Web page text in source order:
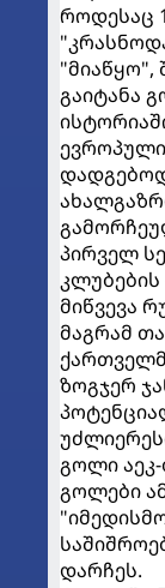
როდესაც
"მიაწყო",
გაიტანა
პირველ
კლუბების
მიწვევა
მაგრამ
ზოგჯერ
გოლი
გოლები
დარჩეს.